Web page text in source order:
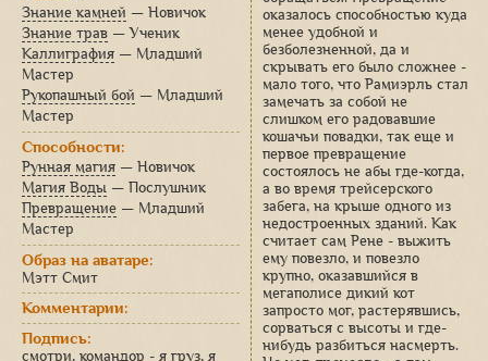
Знание камней — Новичок
Знание трав — Ученик
Каллиграфия — Младший
Мастер
Рукопашный бой — Младший
Мастер
Способности:
Рунная магия — Новичок
Магия Воды — Послушник
Превращение — Младший
Мастер
Образ на аватаре:
Мэтт Смит
Комментарии:
Подпись:
смотри, командор - я груз, я
оказалось способностью куда
менее удобной и
безболезненной, да и
скрывать его было сложнее -
мало того, что Рамиэрль стал
замечать за собой не
слишком его радовавшие
кошачьи повадки, так еще и
первое превращение
состоялось не абы где-когда,
а во время трейсерского
забега, на крыше одного из
недостроенных зданий. Как
считает сам Рене - выжить
ему повезло, и повезло
крупно, оказавшийся в
мегаполисе дикий кот
запросто мог, растерявшись,
сорваться с высоты и где-
нибудь разбиться насмерть.